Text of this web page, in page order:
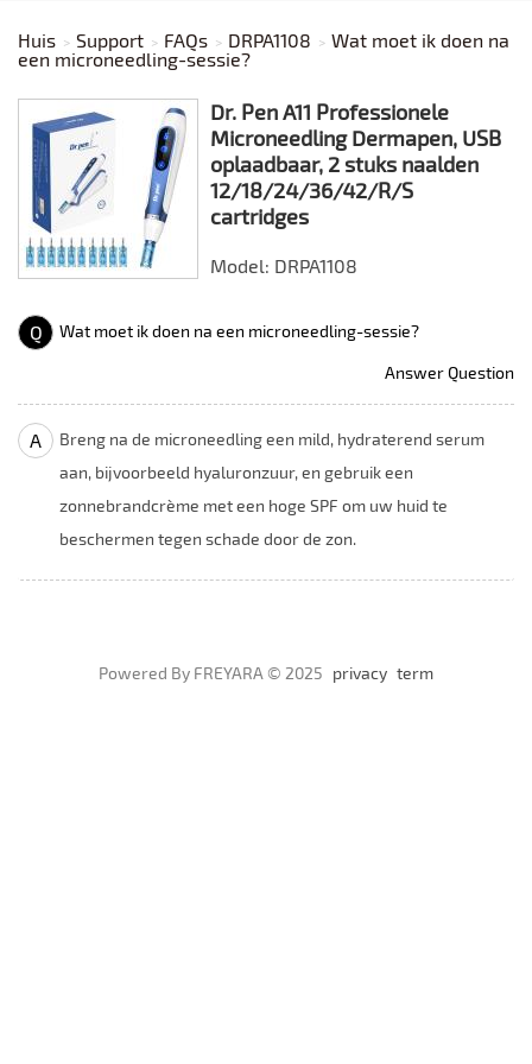
Huis Support FAQs DRPA1108
Wat moet ik doen na
een microneedling-sessie?
Dr. Pen A11 Professionele
Microneedling Dermapen, USB
oplaadbaar, 2 stuks naalden
12/18/24/36/42/R/S
cartridges
Model: DRPA1108
Q Wat moet ik doen na een microneedling-sessie?
Answer Question
A
Breng na de microneedling een mild, hydraterend serum
aan, bijvoorbeeld hyaluronzuur, en gebruik een
zonnebrandcrème met een hoge SPF om uw huid te
beschermen tegen schade door de zon.
Powered By FREYARA © 2025 privacy term